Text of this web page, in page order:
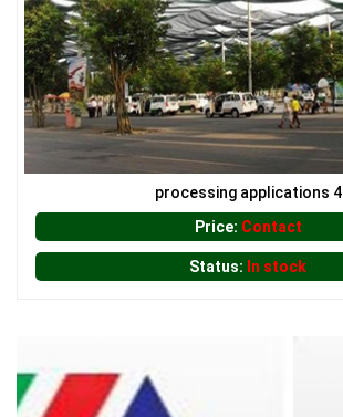
LƯỚI CHE NẮNG
LƯỚI CHẮN CÔN TRÙNG
processing applications 4
Price: Contact
Status: In stock